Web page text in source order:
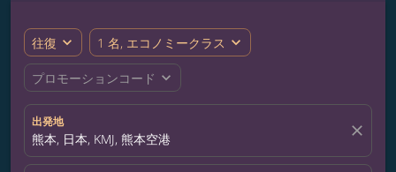
往復 expand_more 1 名, エコノミークラス expand_more
プロモーションコード expand_more
出発地
熊本, 日本, KMJ, 熊本空港 close